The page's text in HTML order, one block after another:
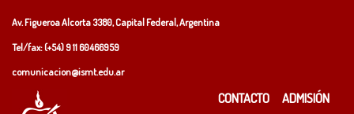
Av. Figueroa Alcorta 3380, Capital Federal, Argentina
Tel/fax: (+54)9 11 60466959
comunicacion@ismt.edu.ar
CONTACTO ADMISIÓN